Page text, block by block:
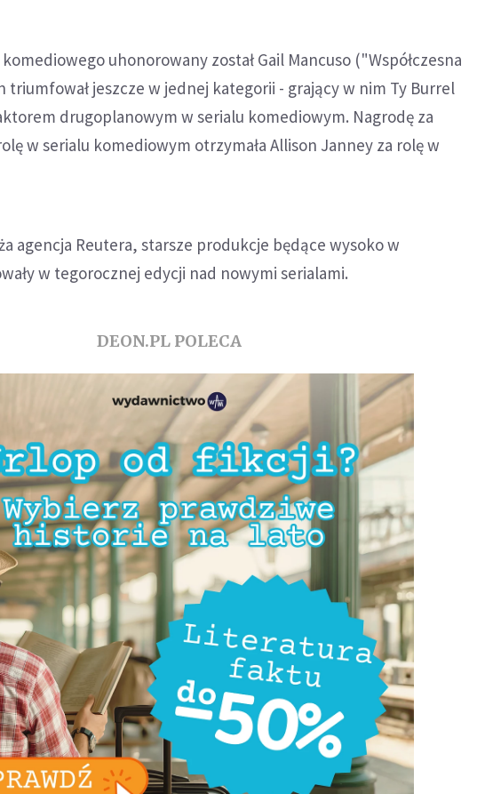
uhonorowany został Gail Mancuso ("Współczesna
triumfował jeszcze w jednej kategorii - grający w nim Ty Burrel
drugoplanowym w serialu komediowym. Nagrodę za
w serialu komediowym otrzymała Allison Janney za rolę w
agencja Reutera, starsze produkcje będące wysoko w
w tegorocznej edycji nad nowymi serialami.
DEON.PL POLECA